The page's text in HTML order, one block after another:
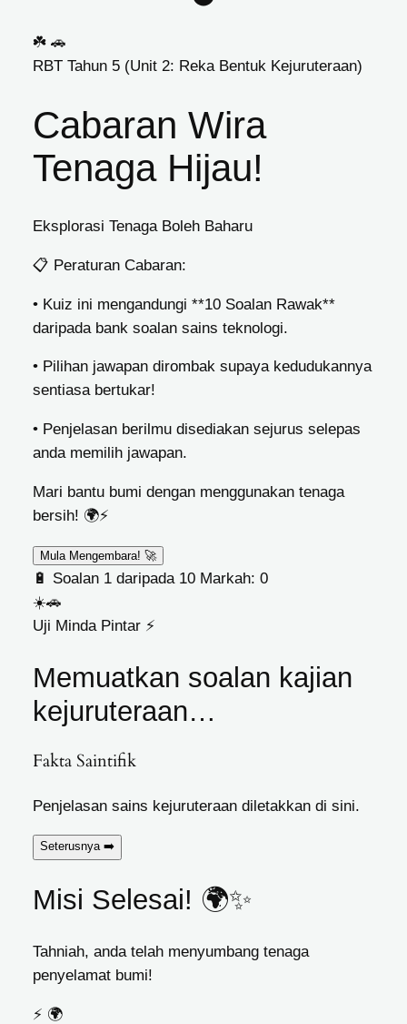
☘️ 🚗
RBT Tahun 5 (Unit 2: Reka Bentuk Kejuruteraan)
Cabaran Wira
Tenaga Hijau!
Eksplorasi Tenaga Boleh Baharu
📋 Peraturan Cabaran:
• Kuiz ini mengandungi **10 Soalan Rawak**
daripada bank soalan sains teknologi.
• Pilihan jawapan dirombak supaya kedudukannya
sentiasa bertukar!
• Penjelasan berilmu disediakan sejurus selepas
anda memilih jawapan.
Mari bantu bumi dengan menggunakan tenaga
bersih! 🌍⚡
Mula Mengembara! 🚀
🔋 Soalan 1daripada 10 Markah: 0
☀️🚗
Uji Minda Pintar ⚡
Memuatkan soalan kajian
kejuruteraan…
Fakta Saintifik
Penjelasan sains kejuruteraan diletakkan di sini.
Seterusnya ➡️
Misi Selesai! 🌍✨
Tahniah, anda telah menyumbang tenaga
penyelamat bumi!
⚡ 🌍